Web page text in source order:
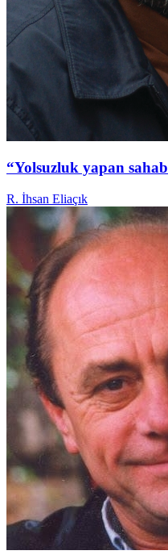
“Yolsuzluk yapan
R. İhsan Eliaçık